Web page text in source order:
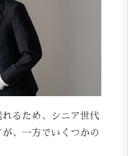
るため、シニア世代
、一方でいくつかの